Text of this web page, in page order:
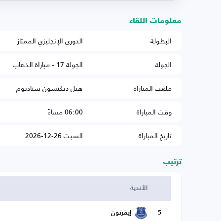
معلومات اللقاء
البطولة
الدوري الإنجليزي الممتاز
الجولة
الجولة 17 - مباراة الذهاب
ملعب المباراة
هيل ديكنسون ستاديوم
وقت المباراة
06:00 مساءً
تاريخ المباراة
السبت 26-12-2026
ترتيب
الأندية
5 إيفرتون